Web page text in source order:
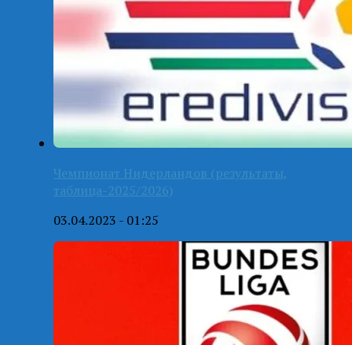
Чемпионат Нидерландов (результаты,
таблица-2025/2026)
03.04.2023 - 01:25